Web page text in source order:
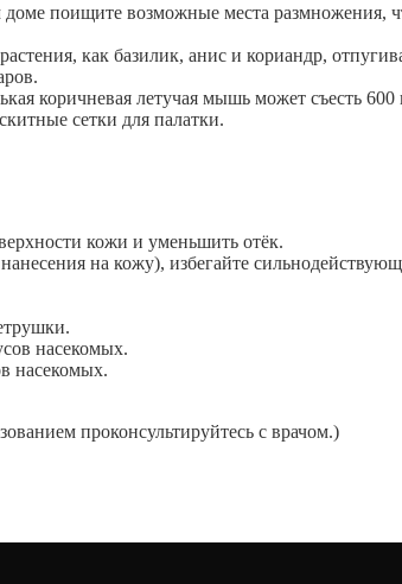
поищите возможные места
как базилик, анис и кориандр,
коричневая летучая мышь может съесть 600
сетки для палатки.
кожи и уменьшить отёк.
на кожу), избегайте
насекомых.
насекомых.
проконсультируйтесь с врачом.)